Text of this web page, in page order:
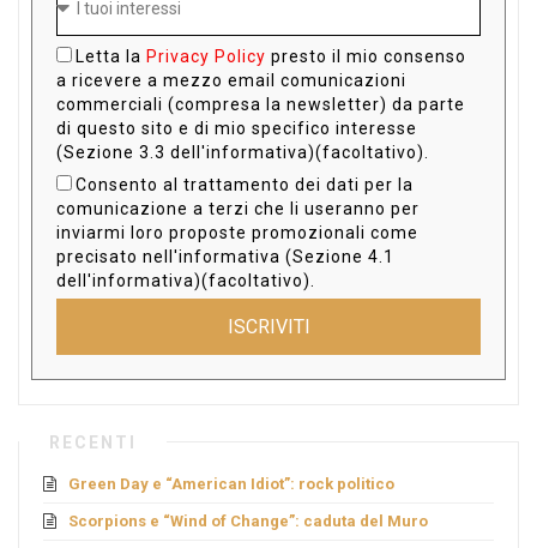
Letta la Privacy Policy presto il mio consenso
a ricevere a mezzo email comunicazioni
commerciali (compresa la newsletter) da parte
di questo sito e di mio specifico interesse
(Sezione 3.3 dell'informativa)(facoltativo).
Consento al trattamento dei dati per la
comunicazione a terzi che li useranno per
inviarmi loro proposte promozionali come
precisato nell'informativa (Sezione 4.1
dell'informativa)(facoltativo).
ISCRIVITI
RECENTI
Green Day e “American Idiot”: rock politico
Scorpions e “Wind of Change”: caduta del Muro